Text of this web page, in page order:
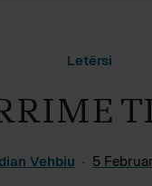
Letërsi
Vehbiu 5